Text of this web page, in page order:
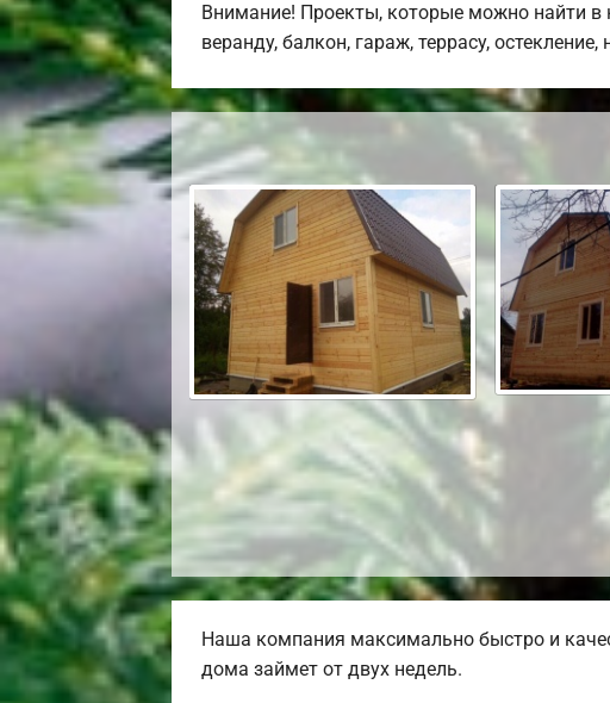
Внимание! Проекты, которые можно найти в
веранду, балкон, гараж, террасу,
Наша компания максимально быстро и
дома займет от двух недель.